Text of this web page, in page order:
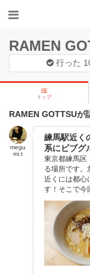
RAMEN
行った
トップ
RAMEN GOTTSUが
megu
mi.t
練馬駅近く
系にビブグ
東京都練馬区
る場所です。
近くには都心
す！そこで今